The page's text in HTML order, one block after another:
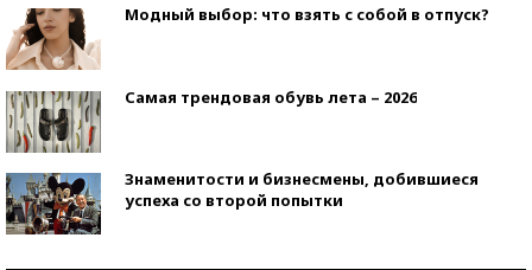
Модный выбор: что взять с собой в отпуск?
Самая трендовая обувь лета – 2026
Знаменитости и бизнесмены, добившиеся
успеха со второй попытки